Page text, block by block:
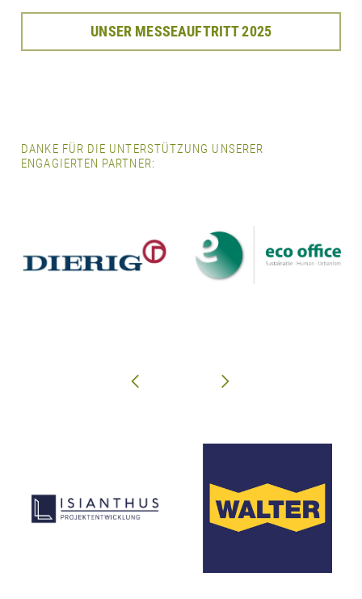
UNSER MESSEAUFTRITT 2025
DANKE FÜR DIE UNTERSTÜTZUNG UNSERER
ENGAGIERTEN PARTNER: